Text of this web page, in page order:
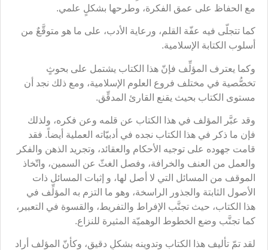
مع الحفاظ على عمق الفكرة، وطرحها بشكلٍ علمي.
كما تتجلّى فيه عفّة القلم، ورعاية الأدب، على ما هو متوقَّعٌ من
أسلوب الكتابة الإسلامية.
وكما يعترف المؤلِّف فإنّ هذا الكتاب يشتمل على بحوثٍ
تخصُّصية في مختلف فروع العلوم الإسلامية، ومع ذلك نجد أن
مستوى الكتاب بحيث يقنع القارئ المدقِّق.
وقد عبَّر المؤلف في هذا الكتاب عن قلمه وعن فكره، ولذلك
فإن ما ذكر في هذا الكتاب نجده في أدبيّاته العملية أيضاً. فقد
قامت جهوده على توجيه الأحكام والعقائد، وتجريد الذهن والفكر
والعمل من العنف والخرافة، وفصل الغثّ عن السمين، واتّخاذ
الموقف من المسائل التي لا أصل لها، و إثبات المسائل ذات
الأصول الثابتة والجذور الراسخة، وهو ما التزم به المؤلِّف في
هذا الكتاب، حيث تجنَّب الإفراط والتفريط، والقسوة في التعبير،
كما تجنَّب وضع الخطوط الوهميّة المثيرة للنزاع.
لقد تمّ تأليف هذا الكتاب وتدوينه بشكلٍ دقيق، وكأنّ المؤلف أراد